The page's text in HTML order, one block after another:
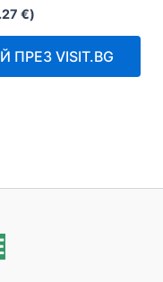
€)
ПРЕЗ VISIT.BG